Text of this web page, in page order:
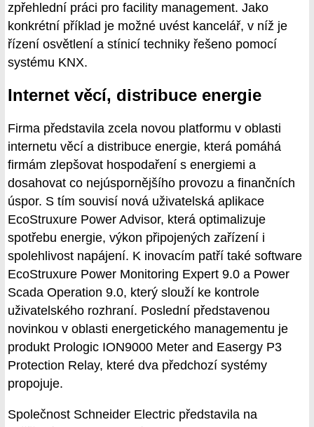
zpřehlední práci pro facility management. Jako
konkrétní příklad je možné uvést kancelář, v níž je
řízení osvětlení a stínicí techniky řešeno pomocí
systému KNX.
Internet věcí, distribuce energie
Firma představila zcela novou platformu v oblasti
internetu věcí a distribuce energie, která pomáhá
firmám zlepšovat hospodaření s energiemi a
dosahovat co nejúspornějšího provozu a finančních
úspor. S tím souvisí nová uživatelská aplikace
EcoStruxure Power Advisor, která optimalizuje
spotřebu energie, výkon připojených zařízení i
spolehlivost napájení. K inovacím patří také software
EcoStruxure Power Monitoring Expert 9.0 a Power
Scada Operation 9.0, který slouží ke kontrole
uživatelského rozhraní. Poslední představenou
novinkou v oblasti energetického managementu je
produkt Prologic ION9000 Meter and Easergy P3
Protection Relay, které dva předchozí systémy
propojuje.
Společnost Schneider Electric představila na